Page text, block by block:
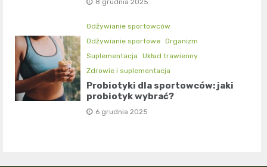
8 grudnia 2025
Odżywianie sportowców
Odżywianie sportowe Organizm
Suplementacja
Układ trawienny
Zdrowie i suplementacja
Probiotyki dla sportowców: jaki
probiotyk wybrać?
6 grudnia 2025